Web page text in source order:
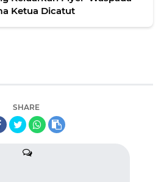
Ketua Dicatut
SHARE